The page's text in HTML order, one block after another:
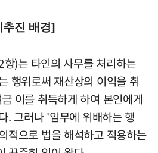
진 배경]
)는 타인의 사무를 처리하는
행위로써 재산상의 이익을 취
이를 취득하게 하여 본인에게
. 그러나 '임무에 위배하는 행
적으로 법을 해석하고 적용하는